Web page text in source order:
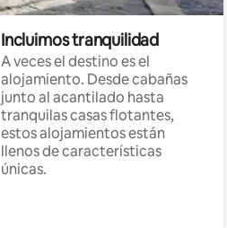
Incluimos tranquilidad
A veces el destino es el
alojamiento. Desde cabañas
junto al acantilado hasta
tranquilas casas flotantes,
estos alojamientos están
llenos de características
únicas.